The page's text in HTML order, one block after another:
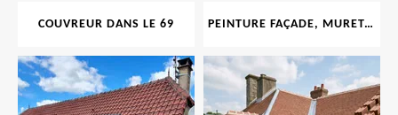
COUVREUR DANS LE 69 PEINTURE FAÇADE, MURET, TOITURE, BOISERIE, FERRONERIE, GOUTTIÈRE 69